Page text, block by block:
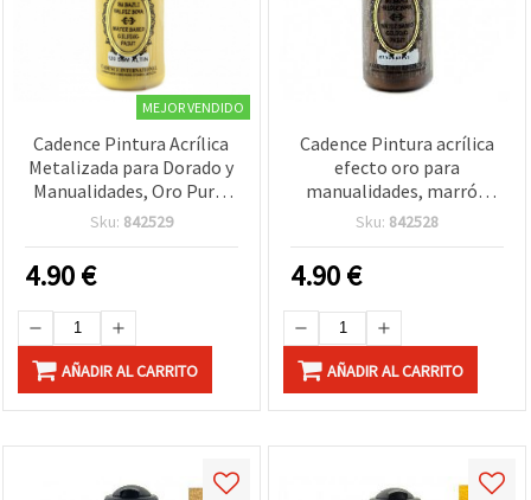
MEJOR VENDIDO
Cadence Pintura Acrílica
Metalizada para Dorado y
Manualidades, Oro Puro,
120 ml
Sku: 842529
4.90€
AÑADIR AL CARRITO
Cadence Pintura acrílica
efecto oro para
manualidades, marrón
claro 117, 120 ml
Sku: 842528
4.90€
AÑADIR AL CARRITO